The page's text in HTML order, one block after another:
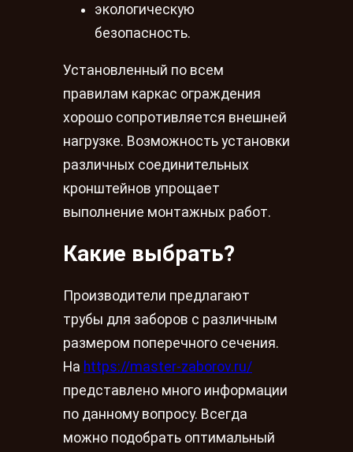
экологическую
безопасность.
Установленный по всем
правилам каркас ограждения
хорошо сопротивляется внешней
нагрузке. Возможность установки
различных соединительных
кронштейнов упрощает
выполнение монтажных работ.
Какие выбрать?
Производители предлагают
трубы для заборов с различным
размером поперечного сечения.
На https://master-zaborov.ru/
представлено много информации
по данному вопросу. Всегда
можно подобрать оптимальный